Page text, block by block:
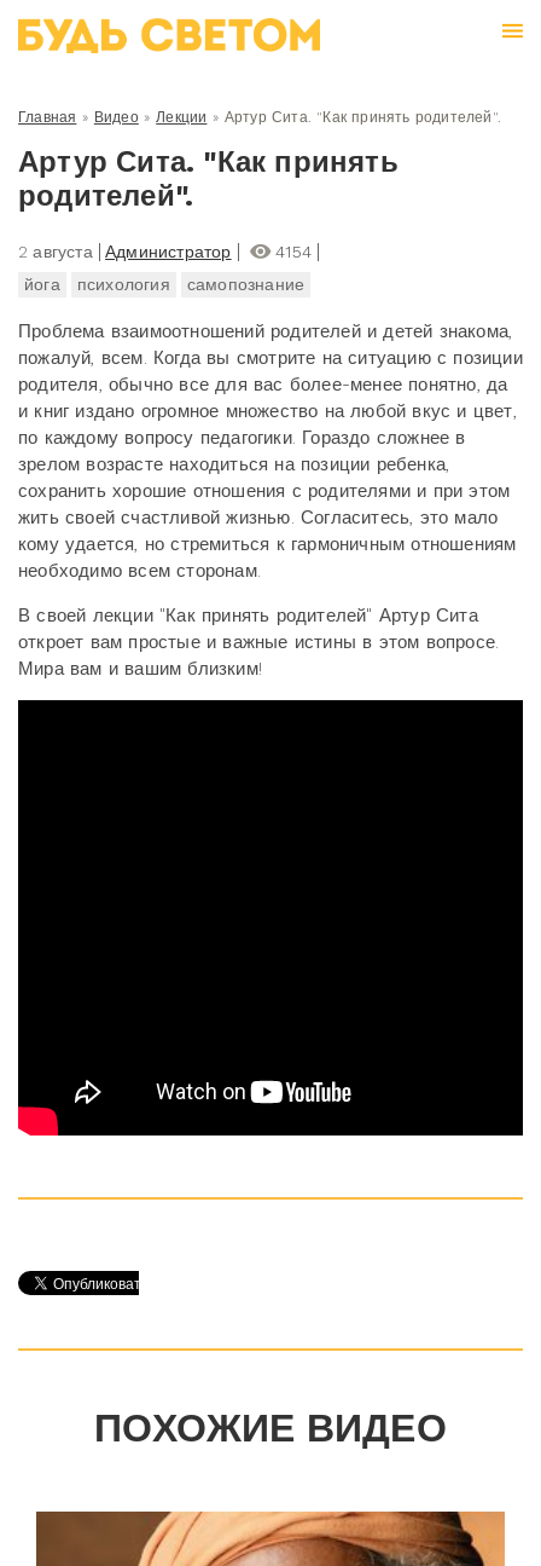
Главная » Видео» Лекции » Артур Сита. "Как принять родителей".
Артур Сита. "Как принять
родителей".
2 августа Администратор
4154
йога
психология самопознание
Проблема взаимоотношений родителей и детей знакома,
пожалуй, всем. Когда вы смотрите на ситуацию с позиции
родителя, обычно все для вас более-менее понятно, да
и книг издано огромное множество на любой вкус и цвет,
по каждому вопросу педагогики. Гораздо сложнее в
зрелом возрасте находиться на позиции ребенка,
сохранить хорошие отношения с родителями и при этом
жить своей счастливой жизнью. Согласитесь, это мало
кому удается, но стремиться к гармоничным отношениям
необходимо всем сторонам.
В своей лекции "Как принять родителей" Артур Сита
откроет вам простые и важные истины в этом вопросе.
Мира вам и вашим близким!
ПОХОЖИЕ ВИДЕО